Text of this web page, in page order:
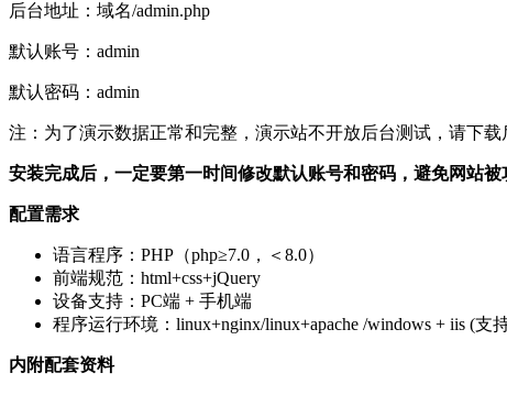
后台地址：域名/admin.php
默认账号：admin
默认密码：admin
注：为了演示数据正常和完整，演示站不开放后台测试，请下
安装完成后，一定要第一时间修改默认账号和密码，避免网站被
配置需求
语言程序：PHP（php≥7.0，＜8.0）
前端规范：html+css+jQuery
设备支持：PC端 + 手机端
程序运行环境：linux+nginx/linux+apache /windows + iis (支
内附配套资料